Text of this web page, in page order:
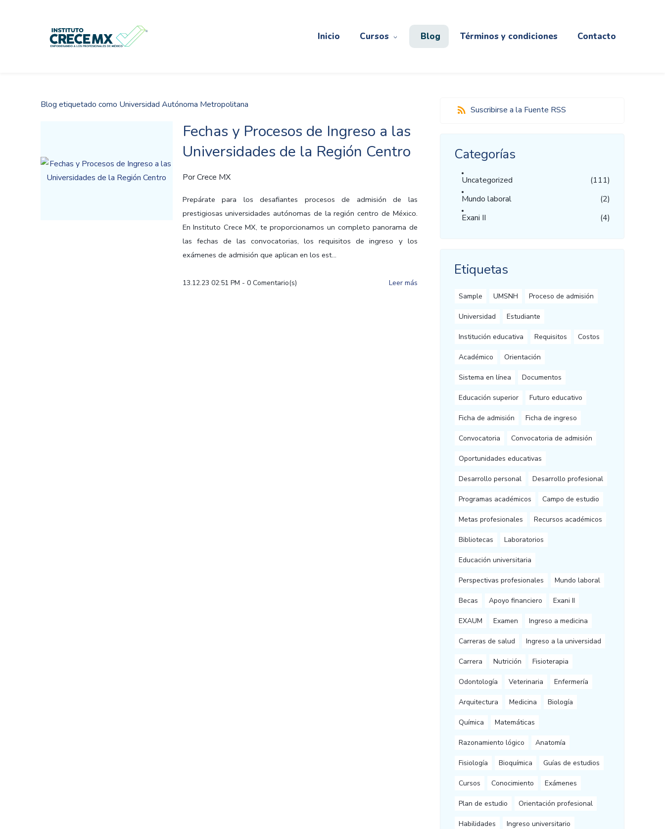
Inicio Cursos Blog Términos y condiciones Contacto
Blog etiquetado como Universidad Autónoma Metropolitana
Fechas y Procesos de Ingreso a las
Universidades de la Región Centro
PorCrece MX
Prepárate para los desafiantes procesos de admisión de las
prestigiosas universidades autónomas de la región centro de México.
En Instituto Crece MX, te proporcionamos un completo panorama de
las fechas de las convocatorias, los requisitos de ingreso y los
exámenes de admisión que aplican en los est...
13.12.23 02:51 PM - 0Comentario(s) Leer más
Suscribirse a la Fuente RSS
Categorías
Uncategorized
(111)
Mundo laboral
(2)
Exani II
(4)
Etiquetas
Sample UMSNH Proceso de admisión
Universidad Estudiante
Institución educativa Requisitos Costos
Académico Orientación
Sistema en línea Documentos
Educación superior Futuro educativo
Ficha de admisión Ficha de ingreso
Convocatoria Convocatoria de admisión
Oportunidades educativas
Desarrollo personal Desarrollo profesional
Programas académicos Campo de estudio
Metas profesionales Recursos académicos
Bibliotecas Laboratorios
Educación universitaria
Perspectivas profesionales Mundo laboral
Becas Apoyo financiero Exani II
EXAUM Examen Ingreso a medicina
Carreras de salud Ingreso a la universidad
Carrera Nutrición Fisioterapia
Odontología Veterinaria Enfermería
Arquitectura Medicina Biología
Química Matemáticas
Razonamiento lógico Anatomía
Fisiología Bioquímica Guías de estudios
Cursos Conocimiento Exámenes
Plan de estudio Orientación profesional
Habilidades Ingreso universitario